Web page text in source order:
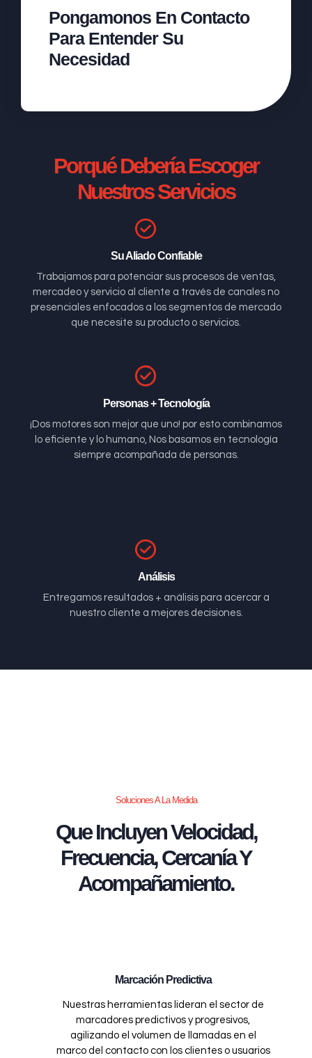
Pongamonos En Contacto
Para Entender Su
Necesidad
Porqué Debería Escoger
Nuestros Servicios
Su Aliado Confiable
Trabajamos para potenciar sus procesos de ventas,
mercadeo y servicio al cliente a través de canales no
presenciales enfocados a los segmentos de mercado
que necesite su producto o servicios.
Personas + Tecnología
¡Dos motores son mejor que uno! por esto combinamos
lo eficiente y lo humano, Nos basamos en tecnología
siempre acompañada de personas.
Análisis
Entregamos resultados + análisis para acercar a
nuestro cliente a mejores decisiones.
Soluciones A La Medida
Que Incluyen Velocidad,
Frecuencia, Cercanía Y
Acompañamiento.
Marcación Predictiva
Nuestras herramientas lideran el sector de
marcadores predictivos y progresivos,
agilizando el volumen de llamadas en el
marco del contacto con los clientes o usuarios